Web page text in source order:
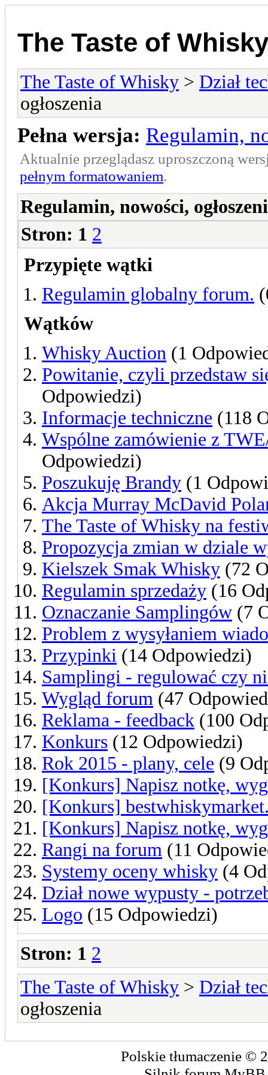
The Taste of Whisky
The Taste of Whisky > Dział
ogłoszenia
Pełna wersja: Regulamin,
Aktualnie przeglądasz uproszczoną
pełnym formatowaniem.
Regulamin, nowości,
Stron: 1 2
Przypięte wątki
Regulamin globalny forum.
Wątków
Whisky Auction (1
Powitanie, czyli przedstaw
Odpowiedzi)
Informacje techniczne (118
Wspólne zamówienie z
Odpowiedzi)
Poszukuję Brandy (1
Akcja Murray McDavid
The Taste of Whisky na
Propozycja zmian w dziale
Kielszek Smak Whisky (72
Regulamin sprzedaży (16
Oznaczanie Samplingów (7
Problem z wysyłaniem
Przypinki (14 Odpowiedzi)
Samplingi - regulować czy
Wygląd forum (47
Reklama - feedback (100
Konkurs (12 Odpowiedzi)
Rok 2015 - plany, cele (9
[Konkurs] Napisz notkę,
[Konkurs]
[Konkurs] Napisz notkę,
Rangi na forum (11
Systemy oceny whisky (4
Dział nowe wypusty -
Logo (15 Odpowiedzi)
Stron: 1 2
The Taste of Whisky > Dział
ogłoszenia
Polskie tłumaczenie ©